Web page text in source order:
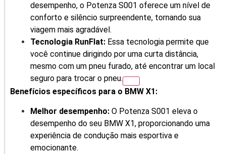
desempenho, o Potenza S001 oferece um nível de
conforto e silêncio surpreendente, tornando sua
viagem mais agradável.
Tecnologia RunFlat: Essa tecnologia permite que
você continue dirigindo por uma curta distância,
mesmo com um pneu furado, até encontrar um local
seguro para trocar o pneu.
Benefícios específicos para o BMW X1:
Melhor desempenho: O Potenza S001 eleva o
desempenho do seu BMW X1, proporcionando uma
experiência de condução mais esportiva e
emocionante.